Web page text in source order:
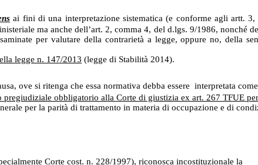
ai fini di una interpretazione sistematica (e conforme agli artt.
ma anche dell’art. 2, comma 4, del d.lgs. 9/1986, nonché
per valutare della contrarietà a legge, oppure no, della
legge n. 147/2013 (legge di Stabilità 2014).
ove si ritenga che essa normativa debba essere interpretata
obbligatorio alla Corte di giustizia ex art. 267 TFUE
per la parità di trattamento in materia di occupazione e di
Corte cost. n. 228/1997), riconosca incostituzionale la